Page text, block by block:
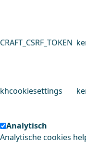
CRAFT_CSRF_TOKEN
khcookiesettings
Analytisch
Analytische cookies